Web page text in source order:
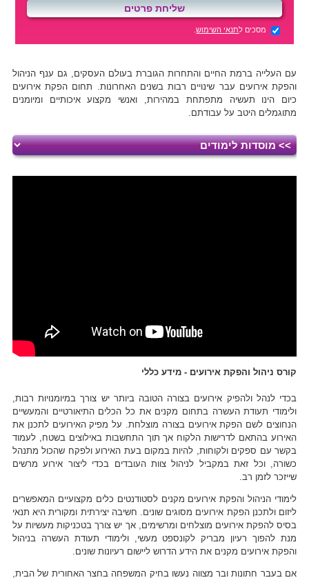
מסכים לתנאי השימוש.
עם העלייה ברמת החיים והתחרות הגוברת בעולם העסקים, גם ענף הניהול
והפקת אירועים עבר שינויים רבות בשנים האחרונות. תחום הפקת אירועים
כיום הינו תעשיה מתפתחת במהירות, ואנשי מקצוע איכותיים ומיומנים
מתוגמלים היטב על עבודתם.
קורס ניהול והפקת אירועים - מידע כללי
בכדי לנהל ולהפיק אירועים בצורה הטובה ביותר יש צורך במיומנויות רבות,
ולימודי תעודת העשרה בתחום מקנים את כל הכלים התיאורטיים והמעשיים
הנחוצים לשם הפקת אירועים בצורה מוצלחת. על מפיק האירועים לתכנן את
האירוע בהתאם לדרישות הלקוח אך תוך התחשבות באילוצים בשטח, לעמוד
בקשר עם ספקים ולקוחות, להיות במקום בעת האירוע ולפקח שהכול מתנהל
כשורה, וכל זאת במקביל לניהול צוות העובדים בכדי ליצור אירוע מרשים
שייזכר לזמן רב.
לימודי הניהול והפקת אירועים מקנים לסטודנטים כלים מקצועיים המאפשרים
ליזום ולתכנן הפקת אירועים מסוגים שונים. חשיבה יצירתית ומקורית היא תנאי
בסיס להפקת אירועים מוצלחים ומרשימים, אך יש צורך בטכניקות מעשיות על
מנת להפוך רעיון מבריק לקונספט מעשי, ולימודי תעודת העשרה בניהול
והפקת אירועים מקנים את הידע הדרוש ליישום רעיונות שונים.
אם בעבר חתונות ובר מצווה נעשו בחיק המשפחה בחצר האחורית של הבית,